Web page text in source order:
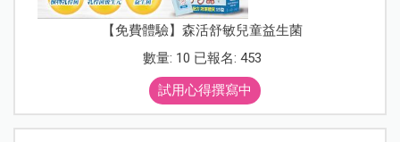
【免費體驗】森活舒敏兒童益生菌
數量: 10 已報名: 453
試用心得撰寫中